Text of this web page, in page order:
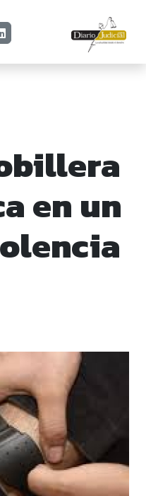
en un